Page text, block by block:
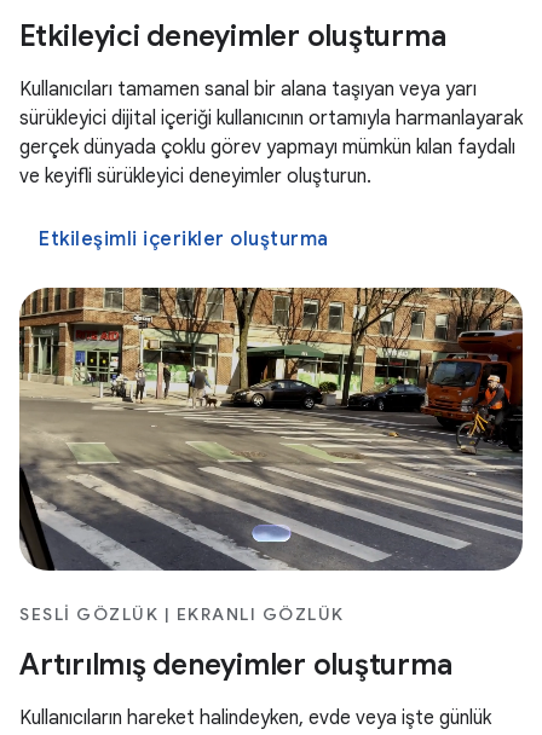
Etkileyici deneyimler oluşturma
Kullanıcıları tamamen sanal bir alana taşıyan veya yarı
sürükleyici dijital içeriği kullanıcının ortamıyla harmanlayarak
gerçek dünyada çoklu görev yapmayı mümkün kılan faydalı
ve keyifli sürükleyici deneyimler oluşturun.
Etkileşimli içerikler oluşturma
SESLI GÖZLÜK | EKRANLI GÖZLÜK
Artırılmış deneyimler oluşturma
Kullanıcıların hareket halindeyken, evde veya işte günlük